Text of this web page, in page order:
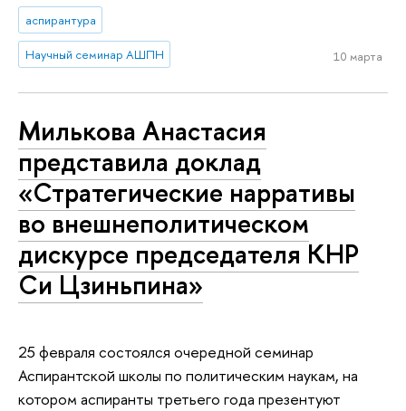
аспирантура
Научный семинар АШПН 10 марта
Милькова Анастасия
представила доклад
«Стратегические нарративы
во внешнеполитическом
дискурсе председателя КНР
Си Цзиньпина»
25 февраля состоялся очередной семинар
Аспирантской школы по политическим наукам, на
котором аспиранты третьего года презентуют